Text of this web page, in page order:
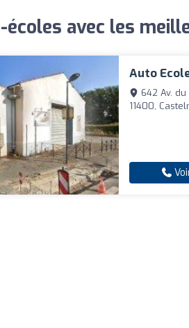
avec les
Auto
642 Av.
11400,